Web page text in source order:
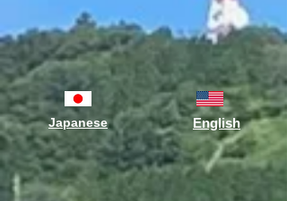
Japanese English